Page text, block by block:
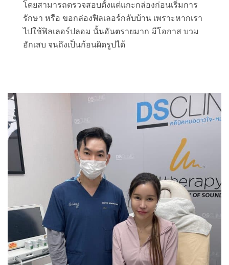
โดยสามารถตรวจสอบตั้งแต่แกะกล่องก่อนเริ่มการ
รักษา หรือ ขอกล่องฟิลเลอร์กลับบ้าน เพราะหากเรา
ไปใช้ฟิลเลอร์ปลอม นั้นอันตรายมาก มีโอกาส บวม
อักเสบ จนถึงเป็นก้อนผิดรูปได้